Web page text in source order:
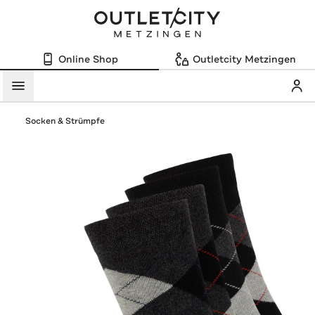
Online Shop Outletcity Metzingen
Menü
Socken & Strümpfe